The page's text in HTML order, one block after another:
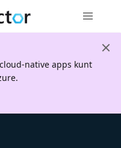
native apps kunt